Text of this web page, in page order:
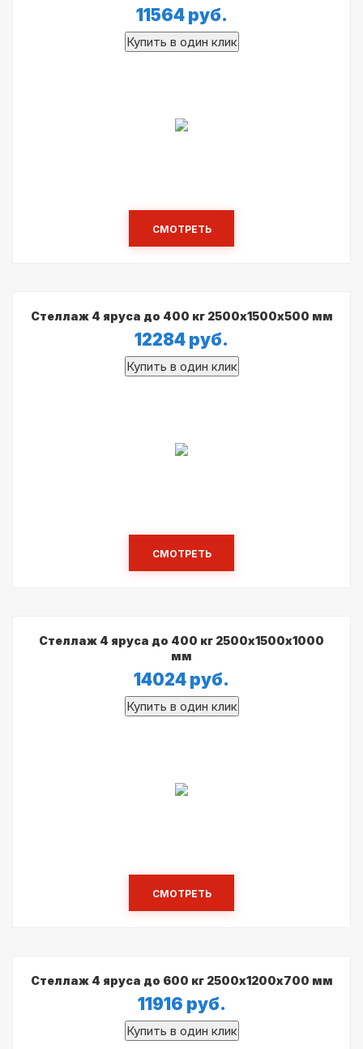
11564руб.
СМОТРЕТЬ
Стеллаж 4 яруса до 400 кг 2500х1500х500 мм
12284 руб.
СМОТРЕТЬ
Стеллаж 4 яруса до 400 кг 2500х1500х1000
мм
14024 руб.
СМОТРЕТЬ
Стеллаж 4 яруса до 600 кг 2500х1200х700 мм
11916 руб.